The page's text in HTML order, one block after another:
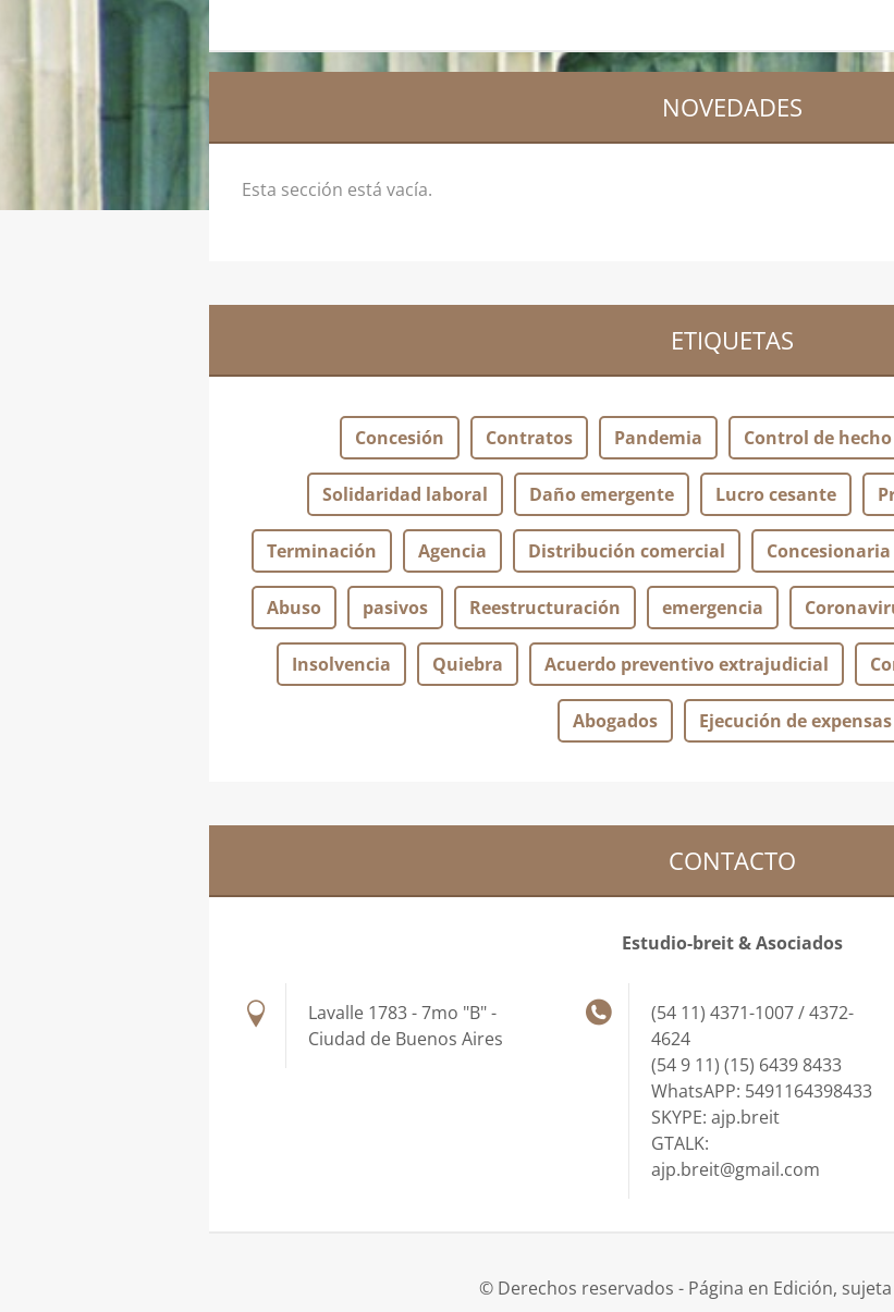
NOVEDADES
Esta sección está vacía.
ETIQUETAS
Concesión Contratos Pandemia Control de hecho
Solidaridad laboral Daño emergente Lucro cesante
Terminación Agencia Distribución comercial
Abuso pasivos Reestructuración emergencia
Insolvencia Quiebra Acuerdo preventivo extrajudicial
Abogados Ejecución de expensas
CONTACTO
Estudio-breit & Asociados
Lavalle 1783 - 7mo "B" -
Ciudad de Buenos Aires
(54 11) 4371-1007 / 4372-
4624
(54 9 11) (15) 6439 8433
WhatsAPP: 5491164398433
SKYPE: ajp.breit
GTALK:
ajp.breit@gmail.com
© Derechos reservados - Página en Edición,